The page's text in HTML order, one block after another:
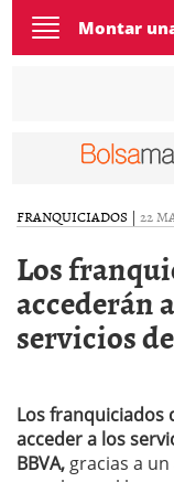
Toggle
navigation
Montar
FRANQUICIADOS | 22
Los
accederán
servicios
Los franquiciados
acceder a los
BBVA, gracias a